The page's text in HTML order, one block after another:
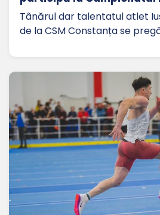
Tânărul dar talentatul atlet
de la CSM Constanța se